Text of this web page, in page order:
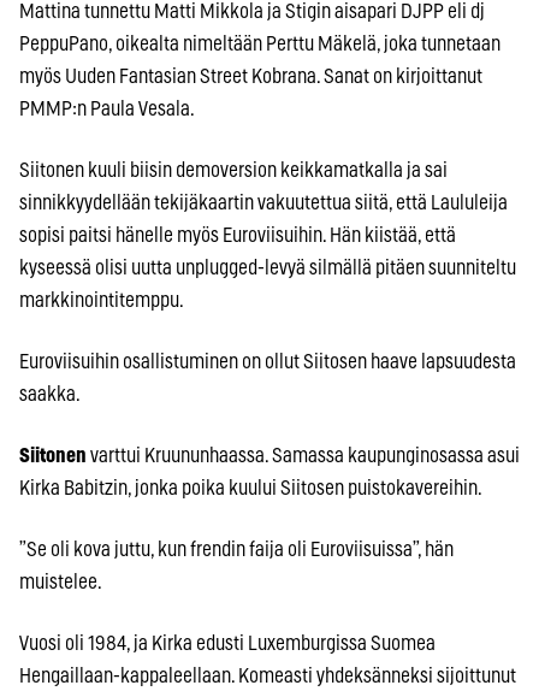
Mattina tunnettu Matti Mikkola ja Stigin aisapari DJPP eli dj
PeppuPano, oikealta nimeltään Perttu Mäkelä, joka tunnetaan
myös Uuden Fantasian Street Kobrana. Sanat on kirjoittanut
PMMP:n Paula Vesala.
Siitonen kuuli biisin demoversion keikkamatkalla ja sai
sinnikkyydellään tekijäkaartin vakuutettua siitä, että Laululeija
sopisi paitsi hänelle myös Euroviisuihin. Hän kiistää, että
kyseessä olisi uutta unplugged-levyä silmällä pitäen suunniteltu
markkinointitemppu.
Euroviisuihin osallistuminen on ollut Siitosen haave lapsuudesta
saakka.
Siitonen varttui Kruununhaassa. Samassa kaupunginosassa asui
Kirka Babitzin, jonka poika kuului Siitosen puistokavereihin.
”Se oli kova juttu, kun frendin faija oli Euroviisuissa”, hän
muistelee.
Vuosi oli 1984, ja Kirka edusti Luxemburgissa Suomea
Hengaillaan-kappaleellaan. Komeasti yhdeksänneksi sijoittunut